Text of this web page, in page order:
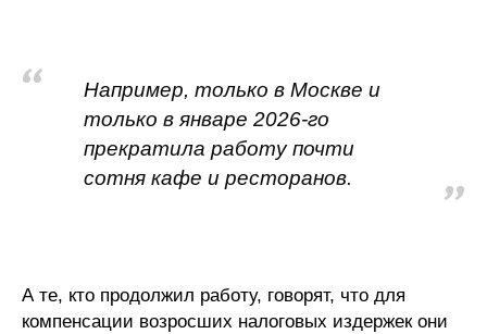
Например, только в Москве и
только в январе 2026-го
прекратила работу почти
сотня кафе и ресторанов.
А те, кто продолжил работу, говорят, что для
компенсации возросших налоговых издержек они